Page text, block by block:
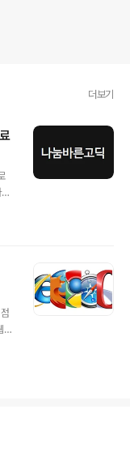
더보기
|
로